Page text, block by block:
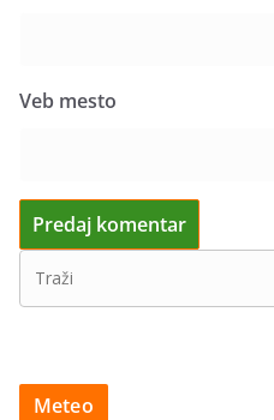
Veb mesto
Meteo